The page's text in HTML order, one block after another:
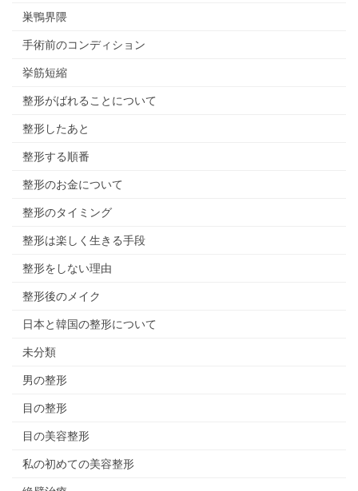
巣鴨界隈
手術前のコンディション
挙筋短縮
整形がばれることについて
整形したあと
整形する順番
整形のお金について
整形のタイミング
整形は楽しく生きる手段
整形をしない理由
整形後のメイク
日本と韓国の整形について
未分類
男の整形
目の整形
目の美容整形
私の初めての美容整形